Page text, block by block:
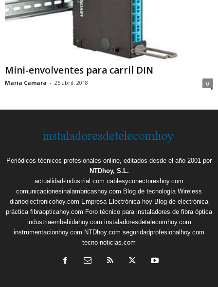
Mini-envolventes para carril DIN
Maria Camara - 25 abril, 2018 0
Periódicos técnicos profesionales online, editados desde el año 2001 por
NTDhoy, S.L.
actualidad-industrial.com cablesyconectoreshoy.com
comunicacionesinalambricashoy.com Blog de tecnología Wireless
diarioelectronicohoy.com Empresa Electrónica hoy Blog de electrónica
práctica fibraopticahoy.com Foro técnico para instaladores de fibra óptica
industriaembebidahoy.com instaladoresdetelecomhoy.com
instrumentacionhoy.com NTDhoy.com seguridadprofesionalhoy.com
tecno-noticias.com